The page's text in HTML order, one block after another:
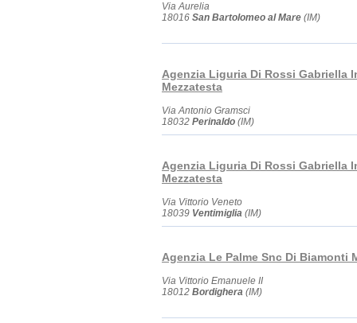
Via Aurelia
18016 San Bartolomeo al Mare (IM)
Agenzia Liguria Di Rossi Gabriella
Mezzatesta
Via Antonio Gramsci
18032 Perinaldo (IM)
Agenzia Liguria Di Rossi Gabriella
Mezzatesta
Via Vittorio Veneto
18039 Ventimiglia (IM)
Agenzia Le Palme Snc Di Biamonti
Via Vittorio Emanuele II
18012 Bordighera (IM)